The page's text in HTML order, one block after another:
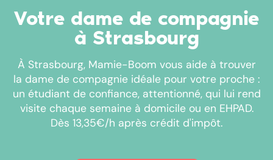
Votre dame de compagnie
à Strasbourg
À Strasbourg, Mamie-Boom vous aide à trouver
la dame de compagnie idéale pour votre proche :
un étudiant de confiance, attentionné, qui lui rend
visite chaque semaine à domicile ou en EHPAD.
Dès 13,35€/h après crédit d'impôt.